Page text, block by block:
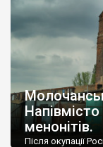
менонітів.
Після окупації